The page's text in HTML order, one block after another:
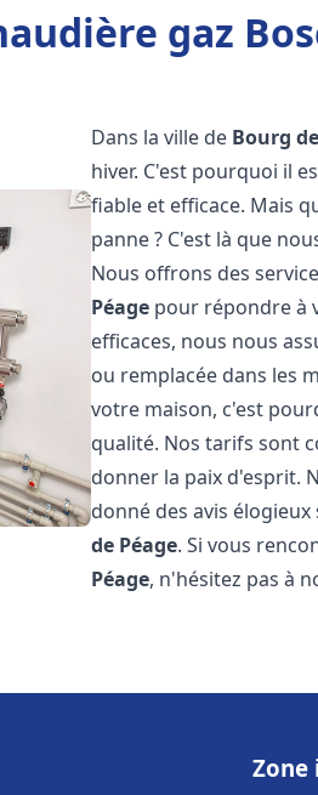
gaz
Dans la ville de Bourg
hiver. C'est pourquoi il
fiable et efficace. Mais
panne ? C'est là que
Nous offrons des
Péage pour répondre à
efficaces, nous nous
ou remplacée dans les
votre maison, c'est
qualité. Nos tarifs sont
donner la paix d'esprit.
donné des avis
de Péage. Si vous
Péage, n'hésitez pas à